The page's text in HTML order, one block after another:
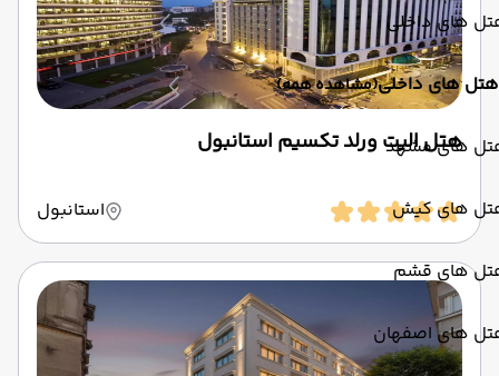
های داخلی
هتل های داخلی(مشاهده همه)
های مشهد
های کیش
های قشم
های اصفهان
هتل الیت ورلد تکسیم استانبول
استانبول